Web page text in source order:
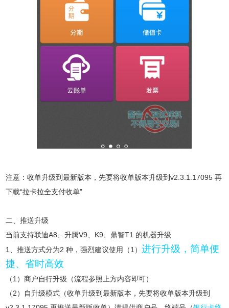
注意：收单升级到最新版本，先要将收单版本升级到v2.3.1.17095 再
下载“拉卡拉全支付收单”
二、推送升级
当前支持联迪A8、升腾V9、K9、鼎智T1 的机器升级
1、推送方式分为2 种，强烈建议使用（1）进行升级，简单便
捷、省时高效
（1）商户自行升级（流程参照上方内容即可）
（2）自升级模式（收单升级到最新版本，先要将收单版本升级到